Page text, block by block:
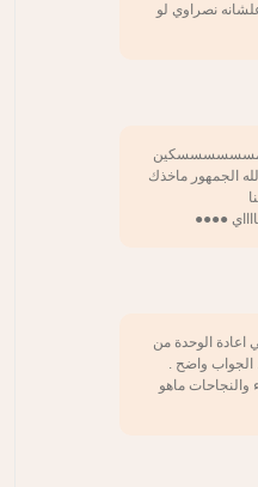
نصراوي لو
-----مسسسسسسكين
الجمهور ماخذك
●●●●
الوحدة من
. الجواب واضح .
ماهو